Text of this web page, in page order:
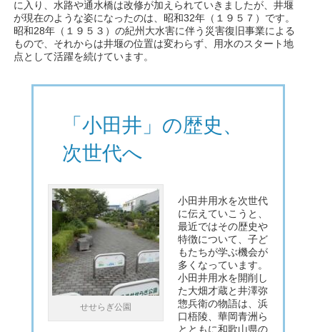
に入り、水路や通水橋は改修が加えられていきましたが、井堰
が現在のような姿になったのは、昭和32年（１９５７）です。
昭和28年（１９５３）の紀州大水害に伴う災害復旧事業による
もので、それからは井堰の位置は変わらず、用水のスタート地
点として活躍を続けています。
「小田井」の歴史、
次世代へ
せせらぎ公園
小田井用水を次世代
に伝えていこうと、
最近ではその歴史や
特徴について、子ど
もたちが学ぶ機会が
多くなっています。
小田井用水を開削し
た大畑才蔵と井澤弥
惣兵衛の物語は、浜
口梧陵、華岡青洲ら
とともに和歌山県の